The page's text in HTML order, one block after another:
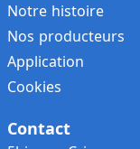
Notre histoire
Nos producteurs
Application
Cookies
Contact